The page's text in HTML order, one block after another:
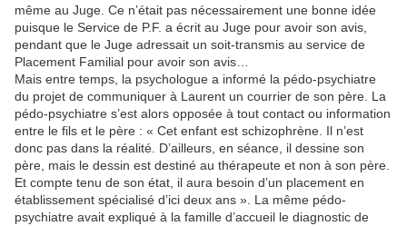
même au Juge. Ce n’était pas nécessairement une bonne idée
puisque le Service de P.F. a écrit au Juge pour avoir son avis,
pendant que le Juge adressait un soit-transmis au service de
Placement Familial pour avoir son avis…
Mais entre temps, la psychologue a informé la pédo-psychiatre
du projet de communiquer à Laurent un courrier de son père. La
pédo-psychiatre s’est alors opposée à tout contact ou information
entre le fils et le père : « Cet enfant est schizophrène. Il n’est
donc pas dans la réalité. D’ailleurs, en séance, il dessine son
père, mais le dessin est destiné au thérapeute et non à son père.
Et compte tenu de son état, il aura besoin d’un placement en
établissement spécialisé d’ici deux ans ». La même pédo-
psychiatre avait expliqué à la famille d’accueil le diagnostic de